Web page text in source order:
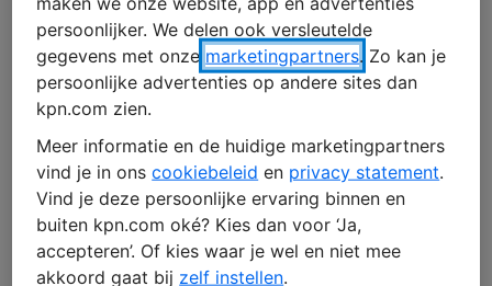
eBook Televisie in de zorg is
onmisbaar
persoonlijker. We delen ook versleutelde
gegevens met onze marketingpartners. Zo kan je
persoonlijke advertenties op andere sites dan
kpn.com zien.
Meer informatie en de huidige marketingpartners
vind je in ons cookiebeleid en privacy statement.
Vind je deze persoonlijke ervaring binnen en
buiten kpn.com oké? Kies dan voor ‘Ja,
accepteren’. Of kies waar je wel en niet mee
akkoord gaat bij zelf instellen.